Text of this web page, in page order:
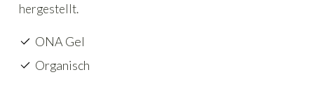
hergestellt.
ONA Gel
Organisch